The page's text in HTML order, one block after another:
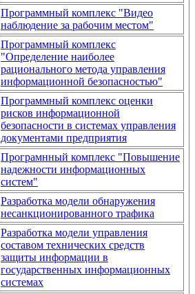
Программный комплекс "Видео
наблюдение за рабочим местом"
Программный комплекс
"Определение наиболее
рационального метода управления
информационной безопасностью"
Программный комплекс оценки
рисков информационной
безопасности в системах управления
документами предприятия
Програмнный комплекс "Повышение
надежности информационных
систем"
Разработка модели обнаружения
несанкционированного трафика
Разработка модели управления
составом технических средств
защиты информации в
государственных информационных
системах